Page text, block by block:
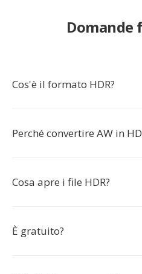
Domande
Cos'è il formato HDR?
Perché convertire AW in
Cosa apre i file HDR?
È gratuito?